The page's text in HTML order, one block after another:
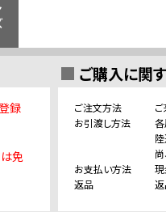
録
免
ご購入に関
ご注文方法
ご
お引渡し方法
お支払い方法
現
返品
返